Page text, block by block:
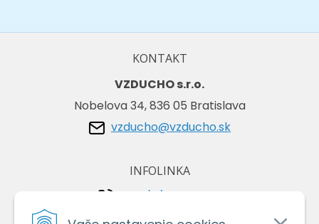
KONTAKT
VZDUCHO s.r.o.
Nobelova 34, 836 05 Bratislava
vzducho@vzducho.sk
INFOLINKA
+421/2/4464 0134
+421/903 729 042